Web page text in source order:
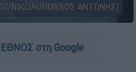
ΝΙΚΟΛΟΠΟΥΛΟΣ ΑΝΤΩΝΗΣ)
στη Google